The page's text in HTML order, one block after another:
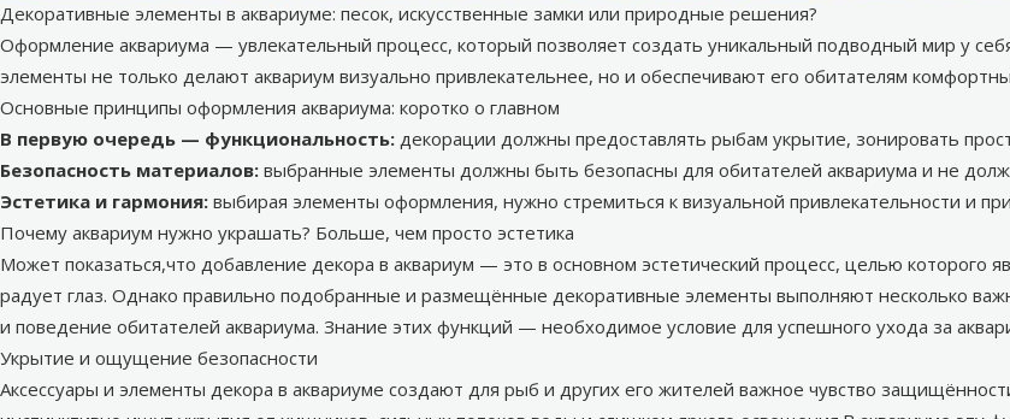
Декоративные элементы в аквариуме: песок, искусственные замки или природные решения?
Оформление аквариума — увлекательный процесс, который позволяет создать уникальный подводный мир у
элементы не только делают аквариум визуально привлекательнее, но и обеспечивают его обитателям
Основные принципы оформления аквариума: коротко о главном
В первую очередь — функциональность: декорации должны предоставлять рыбам укрытие, зонировать
Безопасность материалов: выбранные элементы должны быть безопасны для обитателей аквариума и не
Эстетика и гармония: выбирая элементы оформления, нужно стремиться к визуальной привлекательности и
Почему аквариум нужно украшать? Больше, чем просто эстетика
Может показаться,что добавление декора в аквариум — это в основном эстетический процесс, целью которого
радует глаз. Однако правильно подобранные и размещённые декоративные элементы выполняют несколько
и поведение обитателей аквариума. Знание этих функций — необходимое условие для успешного ухода за
Укрытие и ощущение безопасности
Аксессуары и элементы декора в аквариуме создают для рыб и других его жителей важное чувство